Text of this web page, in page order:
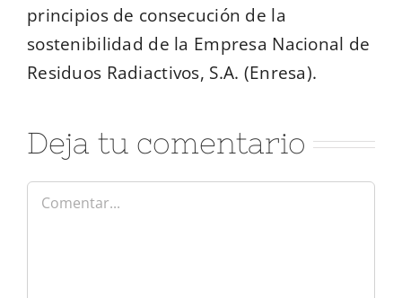
principios de consecución de la
sostenibilidad de la Empresa Nacional de
Residuos Radiactivos, S.A. (Enresa).
Deja tu comentario
Comentar